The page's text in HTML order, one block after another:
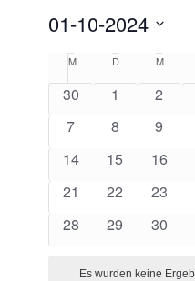
01-10-2024
wählen.
Kalender
Veranstaltungen
M MONTAG
D DIENSTAG
M
0
30
0
1
0
2
0
7
0
8
0
9
0
14
0
15
0
16
0
21
0
22
0
23
0
28
0
29
0
30
Es wurden keine